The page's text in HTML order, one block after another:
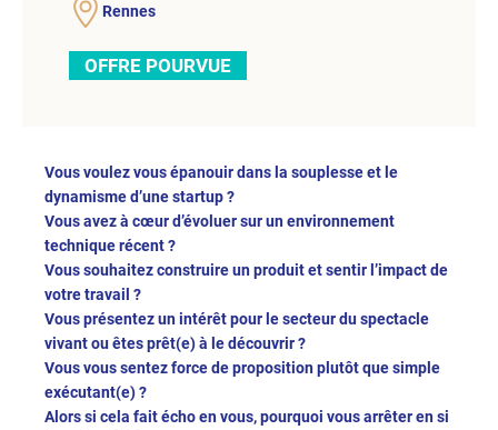
Rennes
OFFRE POURVUE
Vous voulez vous épanouir dans la souplesse et le
dynamisme d’une startup ?
Vous avez à cœur d’évoluer sur un environnement
technique récent ?
Vous souhaitez construire un produit et sentir l’impact de
votre travail ?
Vous présentez un intérêt pour le secteur du spectacle
vivant ou êtes prêt(e) à le découvrir ?
Vous vous sentez force de proposition plutôt que simple
exécutant(e) ?
Alors si cela fait écho en vous, pourquoi vous arrêter en si